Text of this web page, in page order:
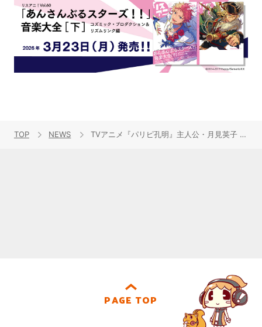
TOP NEWS TVアニメ『パリピ孔明』主人公・月見英子 歌唱キャスト96猫が歌うEDテーマ「気分上々↑↑」が5月25日発売決定！P.A.WORKS描き下ろしジャケット解禁！
PAGE TOP